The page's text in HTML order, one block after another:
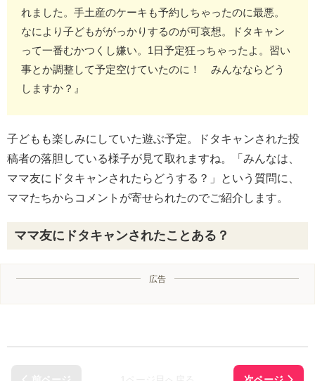
れました。手土産のケーキも予約しちゃったのに最悪。
なにより子どもががっかりするのが可哀想。ドタキャン
って一番むかつくし嫌い。1日予定狂っちゃったよ。習い
事とか調整して予定空けていたのに！ みんなならどう
しますか？』
子どもも楽しみにしていた遊ぶ予定。ドタキャンされた投
稿者の落胆している様子が見て取れますね。「みんなは、
ママ友にドタキャンされたらどうする？」という質問に、
ママたちからコメントが寄せられたのでご紹介します。
ママ友にドタキャンされたことある？
広告